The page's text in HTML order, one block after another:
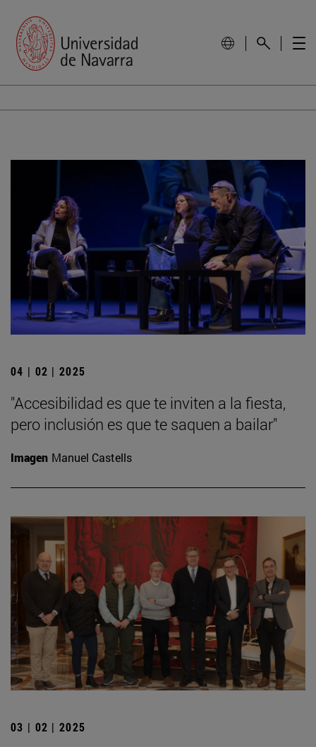
04 | 02 | 2025
"Accesibilidad es que te inviten a la fiesta,
pero inclusión es que te saquen a bailar"
Imagen Manuel Castells
03 | 02 | 2025